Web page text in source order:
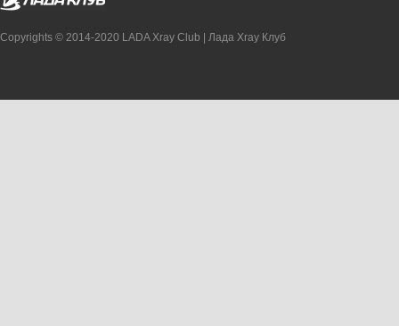
Copyrights © 2014-2020 LADA Xray Club | Лада Xray Клуб